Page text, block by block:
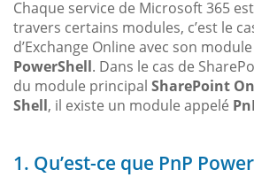
Chaque service de Microsoft 365
travers certains modules, c’est le
d’Exchange Online avec son module
PowerShell. Dans le cas de
du module principal SharePoint
Shell, il existe un module appelé
1. Qu’est-ce que PnP